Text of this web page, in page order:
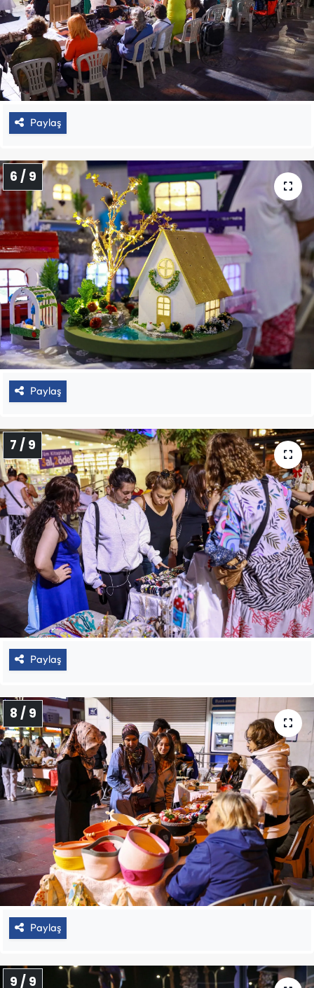
Paylaş
6 / 9
Paylaş
7 / 9
Paylaş
8 / 9
Paylaş
9 / 9